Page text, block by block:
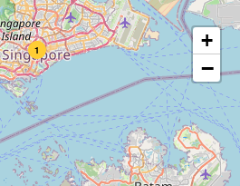
1 +
−